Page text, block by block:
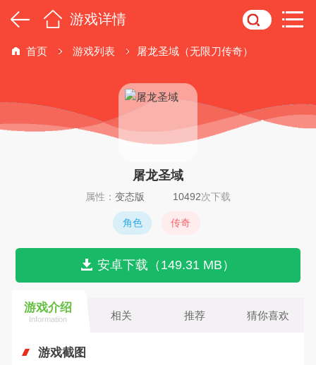
游戏详情
首页 游戏列表 屠龙圣域（无限刀传奇）
屠龙圣域
属性： 变态版 10492次下载
角色 传奇
安卓下载（149.31 MB）
游戏介绍
Information 相关 推荐 猜你喜欢
游戏截图